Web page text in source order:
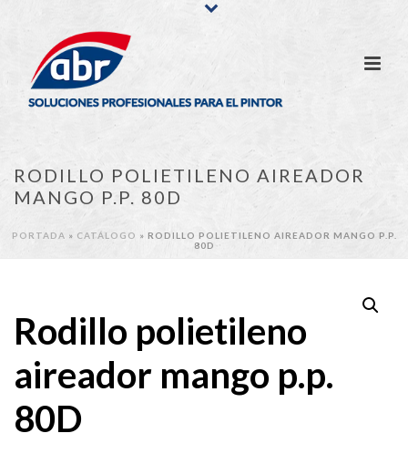
RODILLO POLIETILENO AIREADOR
MANGO P.P. 80D
PORTADA » CATÁLOGO » RODILLO POLIETILENO AIREADOR MANGO P.P.
80D
Rodillo polietileno
aireador mango p.p.
80D